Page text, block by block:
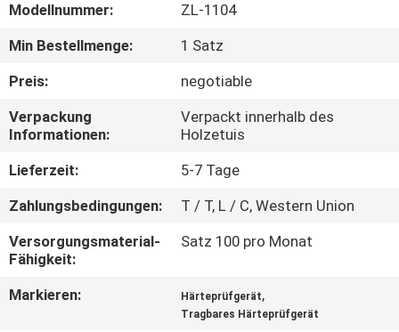
FABRIK-
AUSFLUG
QUALITÄTSKONTROLLE
TRETEN
MIT
UNS
Modellnummer:
ZL-1104
Min Bestellmenge:
1 Satz
Preis:
negotiable
Verpackung
Informationen:
Verpackt innerhalb des
Holzetuis
Lieferzeit:
5-7 Tage
Zahlungsbedingungen:
T / T, L / C, Western Union
Versorgungsmaterial-
Fähigkeit:
Satz 100 pro Monat
Markieren: Härteprüfgerät,
Tragbares Härteprüfgerät